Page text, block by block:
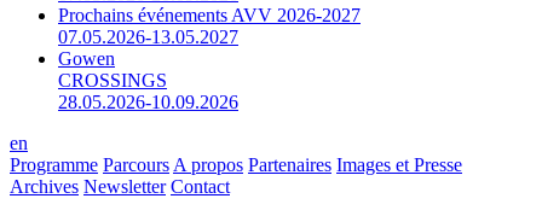
Prochains événements AVV 2026-2027
07.05.2026-13.05.2027
Gowen
CROSSINGS
28.05.2026-10.09.2026
en
Programme Parcours A propos Partenaires Images et Presse
Archives Newsletter Contact